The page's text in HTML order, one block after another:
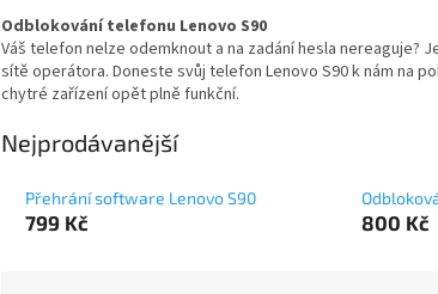
Odblokování telefonu Lenovo S90
Váš telefon nelze odemknout a na zadání hesla nereaguje?
sítě operátora. Doneste svůj telefon Lenovo S90 k nám na
chytré zařízení opět plně funkční.
Nejprodávanější
Přehrání software Lenovo S90
799 Kč 800 Kč